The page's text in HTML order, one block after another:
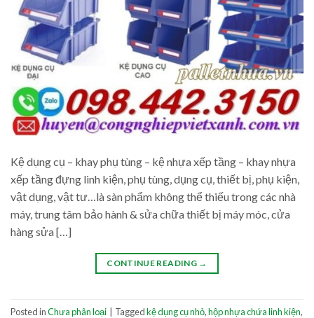
Kệ dụng cụ – khay phụ tùng – kệ nhựa xếp tầng – khay nhựa
xếp tầng đựng linh kiện, phụ tùng, dụng cụ, thiết bị, phụ kiện,
vật dụng, vật tư…là sàn phẩm không thể thiếu trong các nhà
máy, trung tâm bảo hành & sửa chữa thiết bị máy móc, cửa
hàng sửa […]
CONTINUE READING →
Posted inChưa phân loại Taggedkệ dụng cụ nhỏ,hộp nhựa chứa linh kiện,